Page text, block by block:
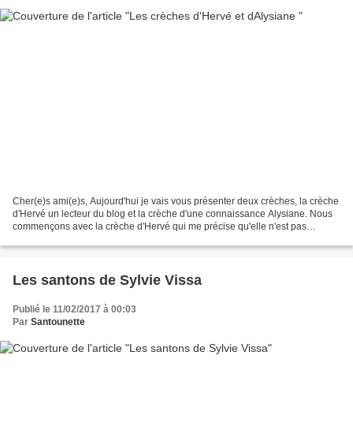
Cher(e)s ami(e)s, Aujourd'hui je vais vous présenter deux crèches, la crèche
d'Hervé un lecteur du blog et la crèche d'une connaissance Alysiane. Nous
commençons avec la crèche d'Hervé qui me précise qu'elle n'est pas
Les santons de Sylvie Vissa
Publié le 11/02/2017 à 00:03
Par Santounette